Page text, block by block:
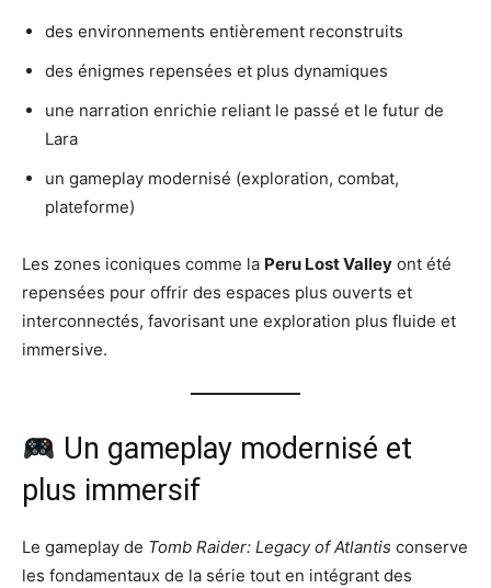
des environnements entièrement reconstruits
des énigmes repensées et plus dynamiques
une narration enrichie reliant le passé et le futur de
Lara
un gameplay modernisé (exploration, combat,
plateforme)
Les zones iconiques comme la Peru Lost Valley ont été
repensées pour offrir des espaces plus ouverts et
interconnectés, favorisant une exploration plus fluide et
immersive.
Un gameplay modernisé et
plus immersif
Le gameplay de Tomb Raider: Legacy of Atlantis conserve
les fondamentaux de la série tout en intégrant des